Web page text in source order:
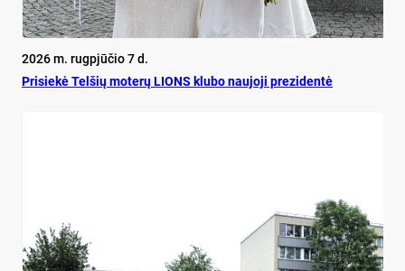
2026 m. rugpjūčio 7 d.
Pri­siekė Tel­šių mo­terų LIONS klu­bo nau­jo­ji pre­zi­dentė